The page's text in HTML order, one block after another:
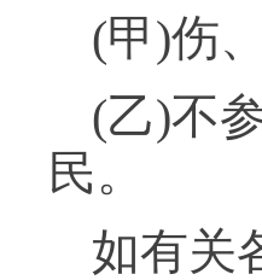
(甲)伤
(乙)不
民。
如有关